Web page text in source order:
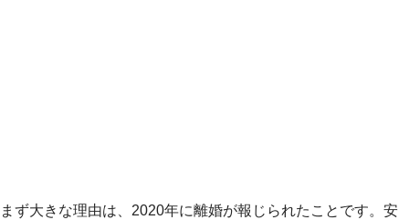
まず大きな理由は、2020年に離婚が報じられたことです。安